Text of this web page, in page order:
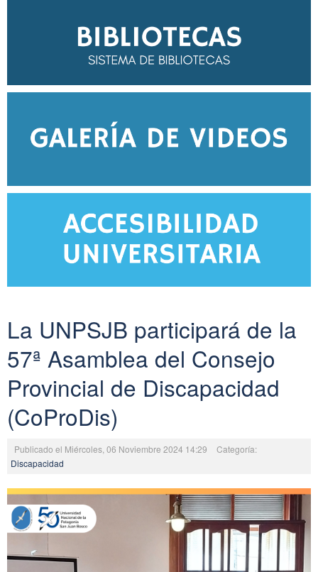
La UNPSJB participará de la
57ª Asamblea del Consejo
Provincial de Discapacidad
(CoProDis)
Publicado el Miércoles, 06 Noviembre 2024 14:29
Categoría:
Discapacidad